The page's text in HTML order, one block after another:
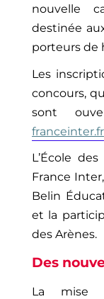
nouvelle
destinée
porteurs de
Les
concours,
sont
franceinter.fr
L’École
France
Belin
et la
des Arènes.
Des
La mise